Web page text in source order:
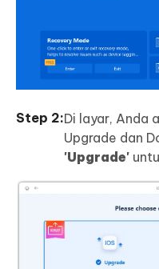
Di layar, Anda
Upgrade dan
'Upgrade'